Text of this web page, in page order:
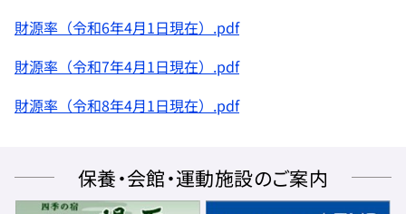
財源率（令和6年4月1日現在）.pdf
財源率（令和7年4月1日現在）.pdf
財源率（令和8年4月1日現在）.pdf
保養・会館・運動施設のご案内